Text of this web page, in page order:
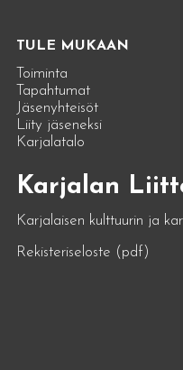
TULE MUKAAN
Toiminta
Tapahtumat
Jäsenyhteisöt
Liity jäseneksi
Karjalatalo
Karjalan
Karjalaisen kulttuurin ja
Rekisteriseloste (pdf)